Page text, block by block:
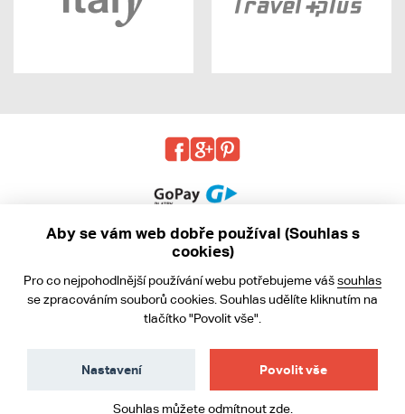
Obchodní podmínky
Ochrana osobních údajů
Aby se vám web dobře používal (Souhlas s
cookies)
Pro co nejpohodlnější používání webu potřebujeme vášsouhlas
se zpracováním souborů cookies. Souhlas udělíte kliknutím na
tlačítko "Povolit vše".
Povolit vše
Nastavení
Souhlas můžete odmítnoutzde.